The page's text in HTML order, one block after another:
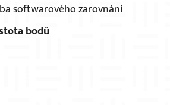
softwarového zarovnání
bodů